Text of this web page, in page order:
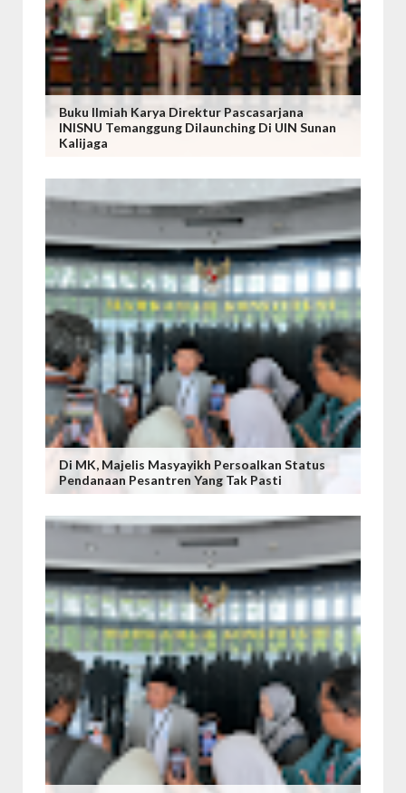
Buku Ilmiah Karya Direktur Pascasarjana
INISNU Temanggung Dilaunching Di UIN Sunan
Kalijaga
Di MK, Majelis Masyayikh Persoalkan Status
Pendanaan Pesantren Yang Tak Pasti